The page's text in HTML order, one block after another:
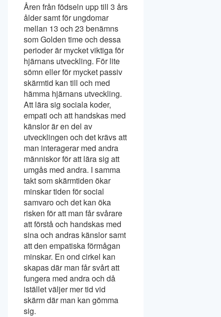
Åren från födseln upp till 3 års
ålder samt för ungdomar
mellan 13 och 23 benämns
som Golden time och dessa
perioder är mycket viktiga för
hjärnans utveckling. För lite
sömn eller för mycket passiv
skärmtid kan till och med
hämma hjärnans utveckling.
Att lära sig sociala koder,
empati och att handskas med
känslor är en del av
utvecklingen och det krävs att
man interagerar med andra
människor för att lära sig att
umgås med andra. I samma
takt som skärmtiden ökar
minskar tiden för social
samvaro och det kan öka
risken för att man får svårare
att förstå och handskas med
sina och andras känslor samt
att den empatiska förmågan
minskar. En ond cirkel kan
skapas där man får svårt att
fungera med andra och då
istället väljer mer tid vid
skärm där man kan gömma
sig.